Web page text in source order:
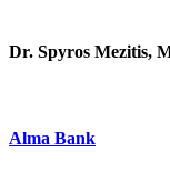
Dr. Spyros Mezitis,
Alma Bank